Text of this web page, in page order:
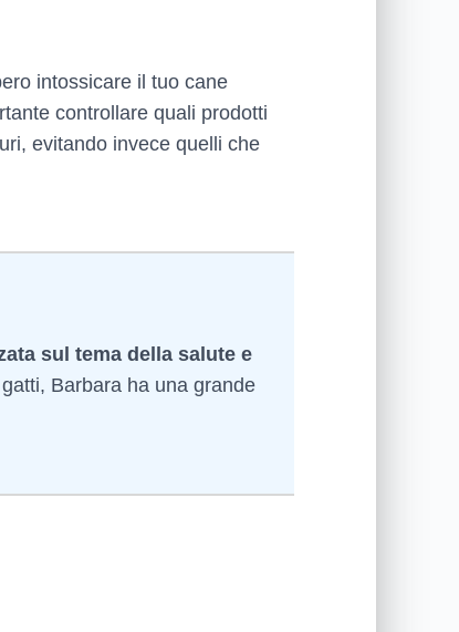
intossicare il tuo cane
controllare quali prodotti
evitando invece quelli che
sul tema della salute e
Barbara ha una grande